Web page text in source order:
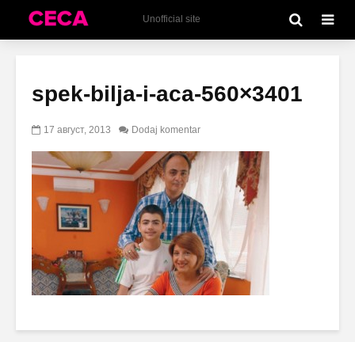
Unofficial site
spek-bilja-i-aca-560×3401
17 август, 2013 Dodaj komentar